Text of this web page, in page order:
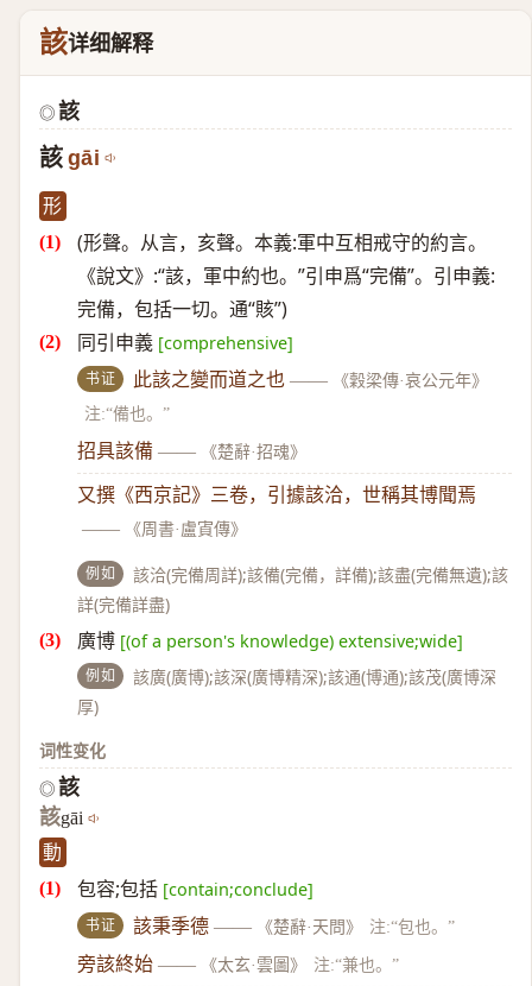
該详细解释
◎ 該
該 gāi
形
(形聲。从言，亥聲。本義:軍中互相戒守的約言。
《說文》:“該，軍中約也。”引申爲“完備”。引申義:
完備，包括一切。通“賅”)
同引申義 [comprehensive]
书证 此該之變而道之也 ——
《穀梁傳·哀公元年》
注:“備也。”
招具該備 —— 《楚辭·招魂》
又撰《西京記》三卷，引據該洽，世稱其博聞焉
——
《周書·盧寊傳》
例如
該洽(完備周詳);該備(完備，詳備);該盡(完備無遺);該
詳(完備詳盡)
廣博 [(of a person's knowledge) extensive;wide]
例如
該廣(廣博);該深(廣博精深);該通(博通);該茂(廣博深
厚)
词性变化
◎ 該
該gāi
動
包容;包括 [contain;conclude]
书证 該秉季德 —— 《楚辭·天問》 注:“包也。”
旁該終始 —— 《太玄·雲圖》 注:“兼也。”